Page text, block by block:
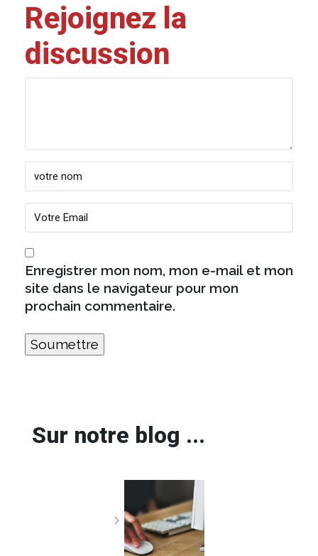
Rejoignez la
discussion
Enregistrer mon nom, mon e-mail et mon
site dans le navigateur pour mon
prochain commentaire.
Sur notre blog ...